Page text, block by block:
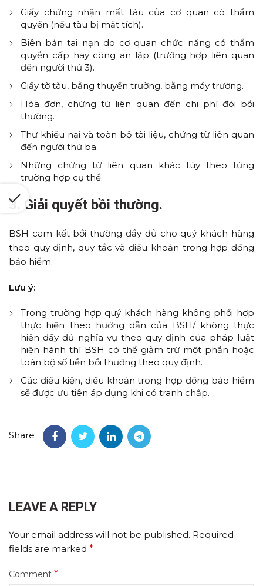
Giấy chứng nhận mất tàu của cơ quan có thẩm
quyền (nếu tàu bị mất tích).
Biên bản tai nạn do cơ quan chức năng có thẩm
quyền cấp hay công an lập (trường hợp liên quan
đến người thứ 3).
Giấy tờ tàu, bằng thuyền trường, bằng máy trưởng.
Hóa đơn, chứng từ liên quan đến chi phí đòi bồi
thường.
Thư khiếu nại và toàn bộ tài liệu, chứng từ liên quan
đến người thứ ba.
Những chứng từ liên quan khác tùy theo từng
trường hợp cụ thể.
3. Giải quyết bồi thường.
BSH cam kết bồi thường đầy đủ cho quý khách hàng
theo quy định, quy tắc và điều khoản trong hợp đồng
bảo hiểm.
Lưu ý:
Trong trường hợp quý khách hàng không phối hợp
thực hiện theo hướng dẫn của BSH/ không thực
hiện đầy đủ nghĩa vụ theo quy định của pháp luật
hiện hành thì BSH có thể giảm trừ một phần hoặc
toàn bộ số tiền bồi thường theo quy định.
Các điều kiện, điều khoản trong hợp đồng bảo hiểm
sẽ được ưu tiên áp dụng khi có tranh chấp.
Share
LEAVE A REPLY
Your email address will not be published. Required
fields are marked *
Comment *